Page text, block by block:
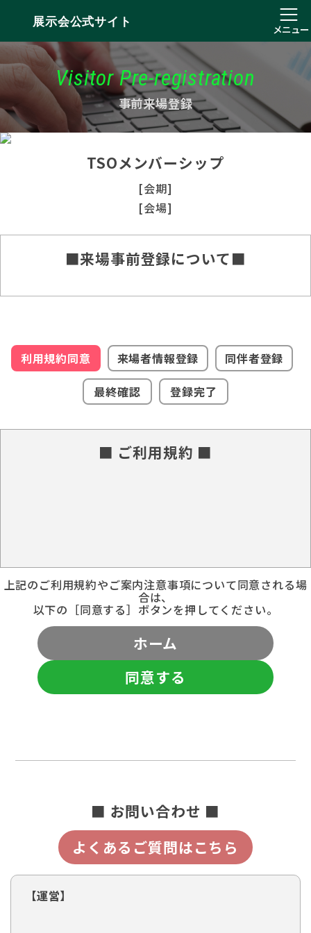
展示会公式サイト
メニュー
Visitor Pre-registration
事前来場登録
TSOメンバーシップ
[会期]
[会場]
■来場事前登録について■
利用規約同意 来場者情報登録
同伴者登録
最終確認
登録完了
■ ご利用規約 ■
上記のご利用規約やご案内注意事項について同意される場
合は、
以下の［同意する］ボタンを押してください。
ホーム
同意する
■ お問い合わせ ■
よくあるご質問はこちら
【運営】